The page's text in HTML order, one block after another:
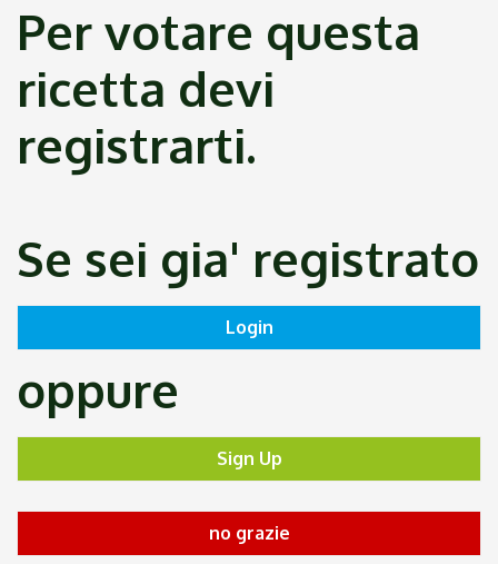
Per votare questa
ricetta devi
registrarti.
Se sei gia' registrato
oppure